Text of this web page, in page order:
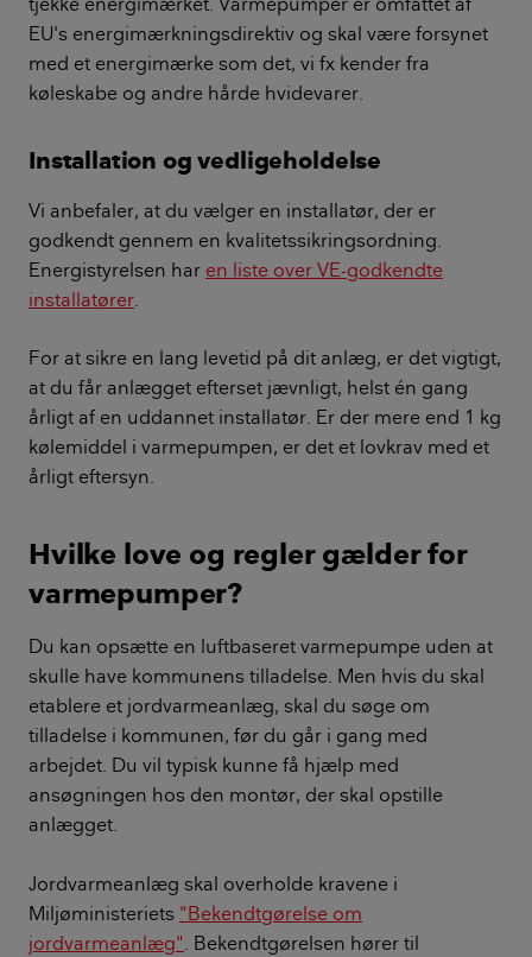
EU's energimærkningsdirektiv og skal være forsynet
med et energimærke som det, vi fx kender fra
køleskabe og andre hårde hvidevarer.
Installation og vedligeholdelse
Vi anbefaler, at du vælger en installatør, der er
godkendt gennem en kvalitetssikringsordning.
Energistyrelsen har en liste over VE-godkendte
installatører.
For at sikre en lang levetid på dit anlæg, er det vigtigt,
at du får anlægget efterset jævnligt, helst én gang
årligt af en uddannet installatør. Er der mere end 1 kg
kølemiddel i varmepumpen, er det et lovkrav med et
årligt eftersyn.
Hvilke love og regler gælder for
varmepumper?
Du kan opsætte en luftbaseret varmepumpe uden at
skulle have kommunens tilladelse. Men hvis du skal
etablere et jordvarmeanlæg, skal du søge om
tilladelse i kommunen, før du går i gang med
arbejdet. Du vil typisk kunne få hjælp med
ansøgningen hos den montør, der skal opstille
anlægget.
Jordvarmeanlæg skal overholde kravene i
Miljøministeriets "Bekendtgørelse om
jordvarmeanlæg". Bekendtgørelsen hører til